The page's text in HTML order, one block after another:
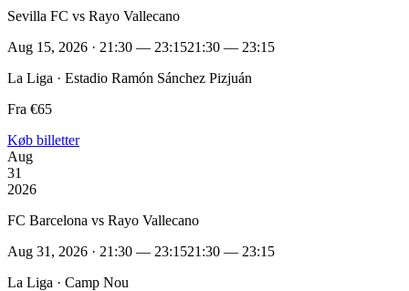
Sevilla FC vs Rayo Vallecano
Aug 15, 2026 · 21:30 — 23:1521:30 — 23:15
La Liga · Estadio Ramón Sánchez Pizjuán
Fra €65
Køb billetter
Aug
31
2026
FC Barcelona vs Rayo Vallecano
Aug 31, 2026 · 21:30 — 23:1521:30 — 23:15
La Liga · Camp Nou